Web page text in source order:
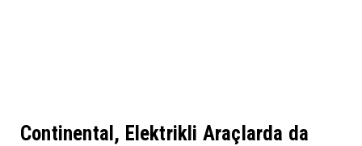
Continental, Elektrikli Araçlarda da